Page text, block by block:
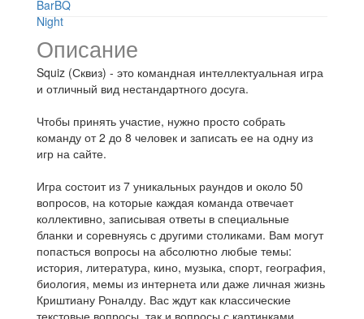
Описание
Squiz (Сквиз) - это командная интеллектуальная игра
и отличный вид нестандартного досуга.
Чтобы принять участие, нужно просто собрать
команду от 2 до 8 человек и записать ее на одну из
игр на сайте.
Игра состоит из 7 уникальных раундов и около 50
вопросов, на которые каждая команда отвечает
коллективно, записывая ответы в специальные
бланки и соревнуясь с другими столиками. Вам могут
попасться вопросы на абсолютно любые темы:
история, литература, кино, музыка, спорт, география,
биология, мемы из интернета или даже личная жизнь
Криштиану Роналду. Вас ждут как классические
текстовые вопросы, так и вопросы с картинками,